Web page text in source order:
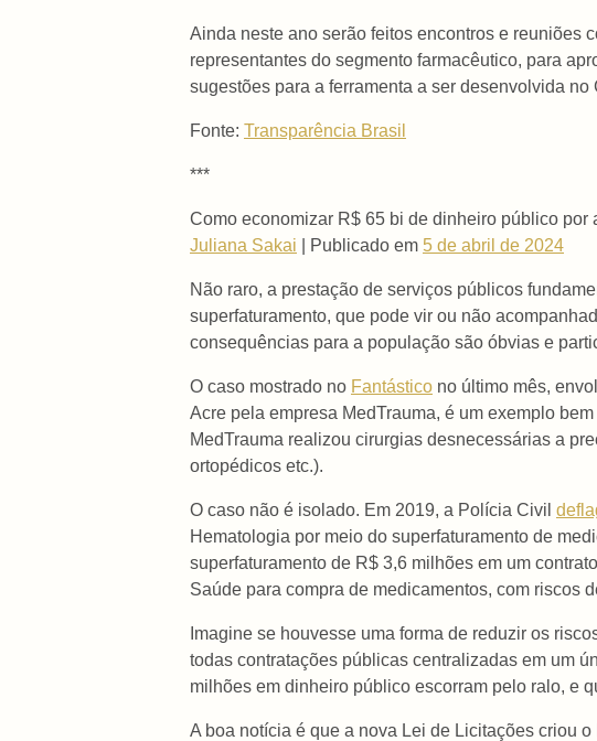
Ainda neste ano serão feitos encontros e reuniões
representantes do segmento farmacêutico, para
sugestões para a ferramenta a ser desenvolvida
Fonte: Transparência Brasil
***
Como economizar R$ 65 bi de dinheiro público por
Juliana Sakai | Publicado em 5 de abril de 2024
Não raro, a prestação de serviços públicos
superfaturamento, que pode vir ou não
consequências para a população são óbvias e
O caso mostrado no Fantástico no último mês,
Acre pela empresa MedTrauma, é um exemplo
MedTrauma realizou cirurgias desnecessárias a
ortopédicos etc.).
O caso não é isolado. Em 2019, a Polícia Civil
Hematologia por meio do superfaturamento de
superfaturamento de R$ 3,6 milhões em um
Saúde para compra de medicamentos, com riscos
Imagine se houvesse uma forma de reduzir os
todas contratações públicas centralizadas em um
milhões em dinheiro público escorram pelo ralo, e
A boa notícia é que a nova Lei de Licitações criou